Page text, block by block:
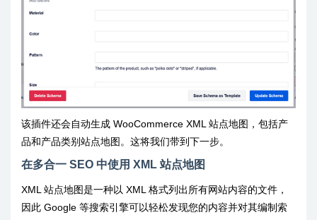
该插件还会自动生成 WooCommerce XML 站点地图，包括产
品和产品类别站点地图。这将我们带到下一步。
在多合一 SEO 中使用 XML 站点地图
XML 站点地图是一种以 XML 格式列出所有网站内容的文件，
因此 Google 等搜索引擎可以轻松发现您的内容并对其编制索